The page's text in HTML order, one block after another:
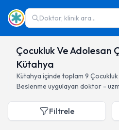
Doktor, klinik ara...
Çocukluk Ve Adolesan
Kütahya
Kütahya içinde toplam 9
Beslenme uygulayan doktor -
Filtrele